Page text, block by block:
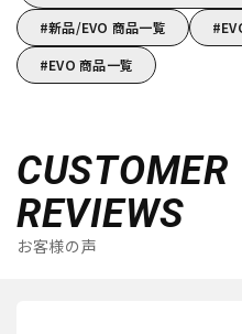
新品/EVO 商品一覧
EVO 商品一覧
CUSTOMER
REVIEWS
お客様の声